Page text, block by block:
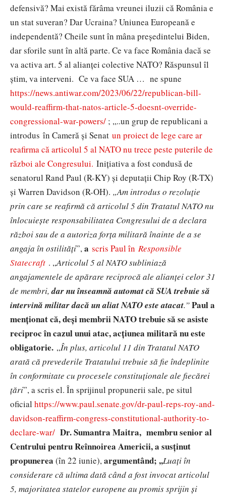
defensivă? Mai există fărâma vreunei iluzii că România e
un stat suveran? Dar Ucraina? Uniunea Europeană e
independentă? Cheile sunt în mâna președintelui Biden,
dar sforile sunt în altă parte. Ce va face România dacă se
va activa art. 5 al alianței colective NATO? Răspunsul îl
știm, va interveni. Ce va face SUA … ne spune
https://news.antiwar.com/2023/06/22/republican-bill-
would-reaffirm-that-natos-article-5-doesnt-override-
congressional-war-powers/ ; ,,..un grup de republicani a
introdus în Cameră și Senat un proiect de lege care ar
reafirma că articolul 5 al NATO nu trece peste puterile de
război ale Congresului. Inițiativa a fost condusă de
senatorul Rand Paul (R-KY) și deputații Chip Roy (R-TX)
și Warren Davidson (R-OH). „Am introdus o rezoluție
prin care se reafirmă că articolul 5 din Tratatul NATO nu
înlocuiește responsabilitatea Congresului de a declara
război sau de a autoriza forța militară înainte de a se
angaja în ostilități”,a scris Paul în Responsible
Statecraft . ,,Articolul 5 al NATO subliniază
angajamentele de apărare reciprocă ale alianței celor 31
de membri,dar nu înseamnă automat că SUA trebuie să
intervină militar dacă un aliat NATO este atacat.”Paul a
menționat că, deși membrii NATO trebuie să se asiste
reciproc în cazul unui atac, acțiunea militară nu este
obligatorie. „În plus, articolul 11 ​​din Tratatul NATO
arată că prevederile Tratatului trebuie să fie îndeplinite
în conformitate cu procesele constituționale ale fiecărei
țări”, a scris el. În sprijinul propunerii sale, pe situl
oficial https://www.paul.senate.gov/dr-paul-reps-roy-and-
davidson-reaffirm-congress-constitutional-authority-to-
declare-war/ Dr. Sumantra Maitra, membru senior al
Centrului pentru Reînnoirea Americii, a susținut
propunerea (în 22 iunie),argumentând; ,,Luați în
considerare că ultima dată când a fost invocat articolul
5, majoritatea statelor europene au promis sprijin și